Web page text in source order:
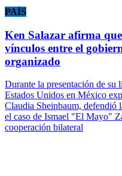
PAÍS
Ken Salazar afirma
vínculos entre el
organizado
Durante la presentación de su
Estados Unidos en México
Claudia Sheinbaum, defendió
el caso de Ismael "El Mayo"
cooperación bilateral